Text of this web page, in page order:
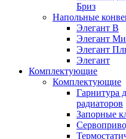
Бриз
Напольные
Элегант В
Элегант
Элегант
Элегант
Комплектующие
Комплектующие
Гарнитура
радиаторов
Запорные